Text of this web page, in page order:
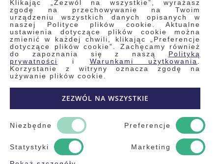
Klikając „Zezwól na wszystkie”, wyrażasz
zgodę na przechowywanie na Twoim
urządzeniu wszystkich danych opisanych w
naszej Polityce plików cookie. Aktualne
ustawienia dotyczące plików cookie można
zmienić w każdej chwili, klikając „Preferencje
dotyczące plików cookie”. Zachęcamy również
do zapoznania się z naszą Polityką
prywatności
i Warunkami użytkowania
Korzystanie z witryny oznacza zgodę na
używanie plików cookie.
ZEZWÓL NA WSZYSTKIE
Niezbędne Preferencje
Statystyki Marketing
Regulamin
Polityka prywatności i pliki cookie
Wyszukiwane frazy
Wyszukiwanie zaawansowane
Zamówienia
Skontaktuj się z nami
Odstąp od umowy
Kontakt